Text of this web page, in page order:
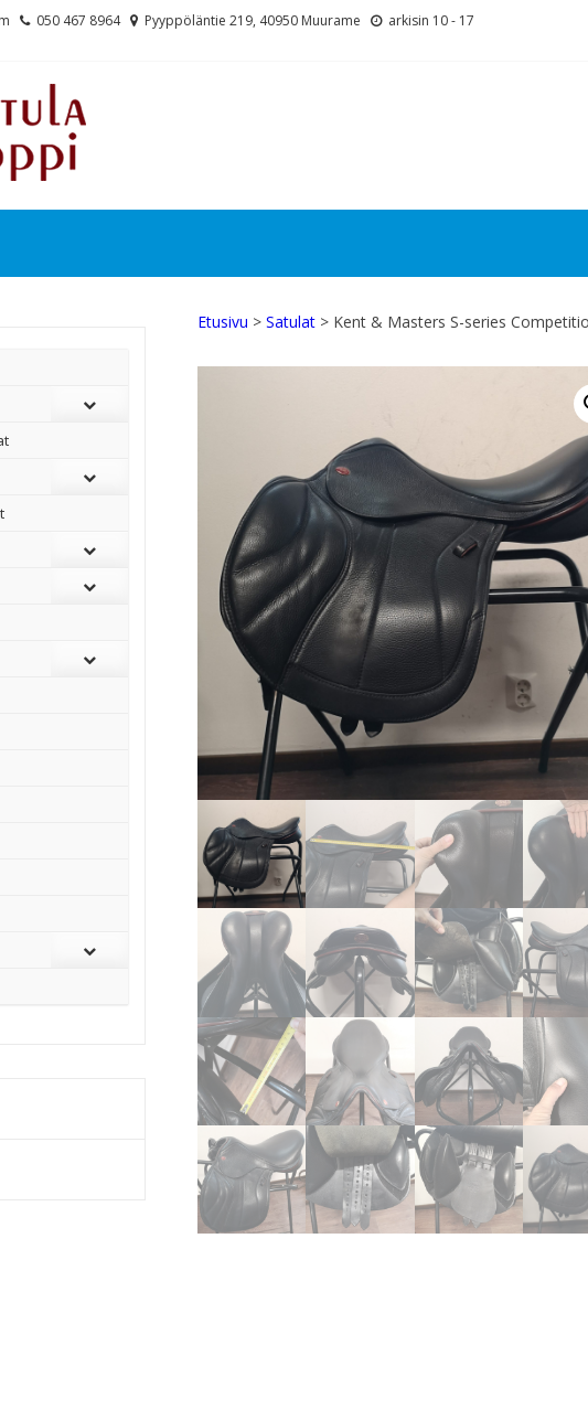
050 467 8964 Pyyppöläntie 219, 40950 Muurame arkisin 10 - 17
Etusivu > Satulat > Kent & Masters S-series